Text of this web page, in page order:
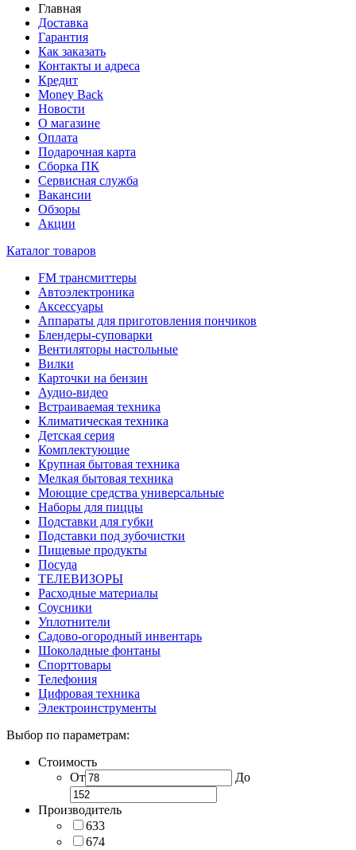
Главная
Доставка
Гарантия
Как заказать
Контакты и адреса
Кредит
Money Back
Новости
О магазине
Оплата
Подарочная карта
Сборка ПК
Сервисная служба
Вакансии
Обзоры
Акции
Каталог товаров
FM трансмиттеры
Автоэлектроника
Аксессуары
Аппараты для приготовления пончиков
Блендеры-суповарки
Вентиляторы настольные
Вилки
Карточки на бензин
Аудио-видео
Встраиваемая техника
Климатическая техника
Детская серия
Комплектующие
Крупная бытовая техника
Мелкая бытовая техника
Моющие средства универсальные
Наборы для пиццы
Подставки для губки
Подставки под зубочистки
Пищевые продукты
Посуда
ТЕЛЕВИЗОРЫ
Расходные материалы
Соусники
Уплотнители
Садово-огородный инвентарь
Шоколадные фонтаны
Спорттовары
Телефония
Цифровая техника
Электроинструменты
Выбор по параметрам:
Стоимость
От
До
Производитель
633
674